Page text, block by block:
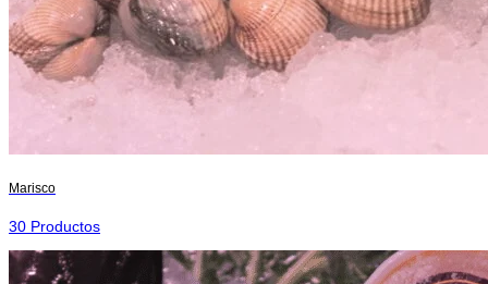
Marisco
30 Productos